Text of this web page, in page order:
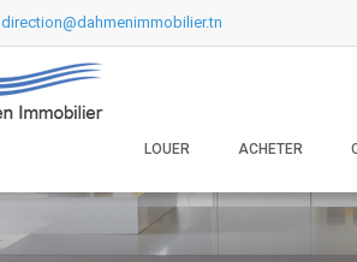
direction@dahmenimmobilier.tn
LOUER ACHETER